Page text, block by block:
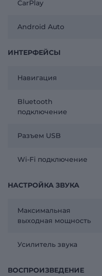
CarPlay
Android Auto
ИНТЕРФЕЙСЫ
Навигация
Bluetooth
подключение
Разъем USB
Wi-Fi подключение
НАСТРОЙКА ЗВУКА
Максимальная
выходная мощность
Усилитель звука
ВОСПРОИЗВЕДЕНИЕ